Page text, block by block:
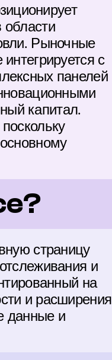
области
Рыночные
с
панелей
капитал.
страницу
и
на
и расширения
данные и